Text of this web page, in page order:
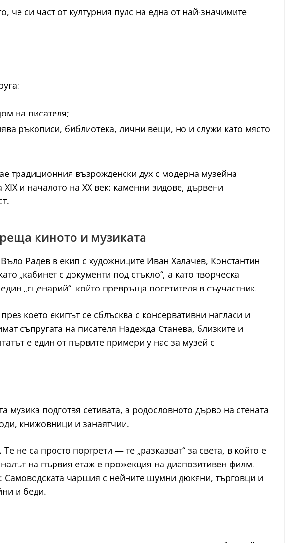
че си част от културния пулс на една от най-значимите
на писателя;
ръкописи, библиотека, лични вещи, но и служи като място
традиционния възрожденски дух с модерна музейна
и началото на XX век: каменни зидове, дървени
киното и музиката
Радев в екип с художниците Иван Халачев, Константин
„кабинет с документи под стъкло“, а като творческа
„сценарий“, който превръща посетителя в съучастник.
което екипът се сблъсква с консервативни нагласи и
съпругата на писателя Надежда Станева, близките и
е един от първите примери у нас за музей с
подготвя сетивата, а родословното дърво на стената
книжовници и занаятчии.
не са просто портрети — те „разказват“ за света, в който е
на първия етаж е прожекция на диапозитивен филм,
Самоводската чаршия с нейните шумни дюкяни, търговци и
и беди.